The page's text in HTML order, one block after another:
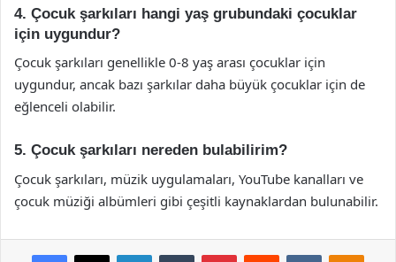
4. Çocuk şarkıları hangi yaş grubundaki çocuklar
için uygundur?
Çocuk şarkıları genellikle 0-8 yaş arası çocuklar için
uygundur, ancak bazı şarkılar daha büyük çocuklar için de
eğlenceli olabilir.
5. Çocuk şarkıları nereden bulabilirim?
Çocuk şarkıları, müzik uygulamaları, YouTube kanalları ve
çocuk müziği albümleri gibi çeşitli kaynaklardan bulunabilir.
Facebook
X LinkedInTumblr PinterestReddit VKontakte